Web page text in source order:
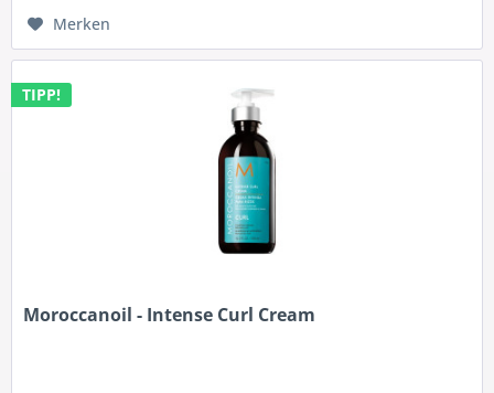
Merken
TIPP!
Moroccanoil - Intense Curl Cream